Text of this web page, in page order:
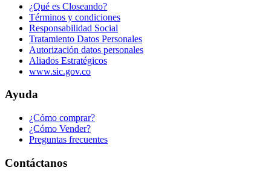
¿Qué es Closeando?
Términos y condiciones
Responsabilidad Social
Tratamiento Datos Personales
Autorización datos personales
Aliados Estratégicos
www.sic.gov.co
Ayuda
¿Cómo comprar?
¿Cómo Vender?
Preguntas frecuentes
Contáctanos